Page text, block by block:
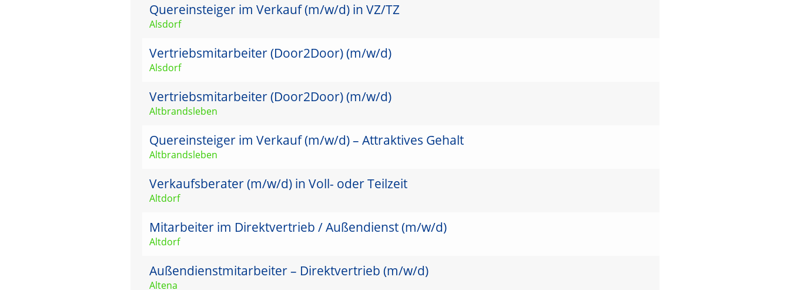
Quereinsteiger im Verkauf (m/w/d) in VZ/TZ
Alsdorf
Vertriebsmitarbeiter (Door2Door) (m/w/d)
Alsdorf
Vertriebsmitarbeiter (Door2Door) (m/w/d)
Altbrandsleben
Quereinsteiger im Verkauf (m/w/d) – Attraktives Gehalt
Altbrandsleben
Verkaufsberater (m/w/d) in Voll- oder Teilzeit
Altdorf
Mitarbeiter im Direktvertrieb / Außendienst (m/w/d)
Altdorf
Außendienstmitarbeiter – Direktvertrieb (m/w/d)
Altena